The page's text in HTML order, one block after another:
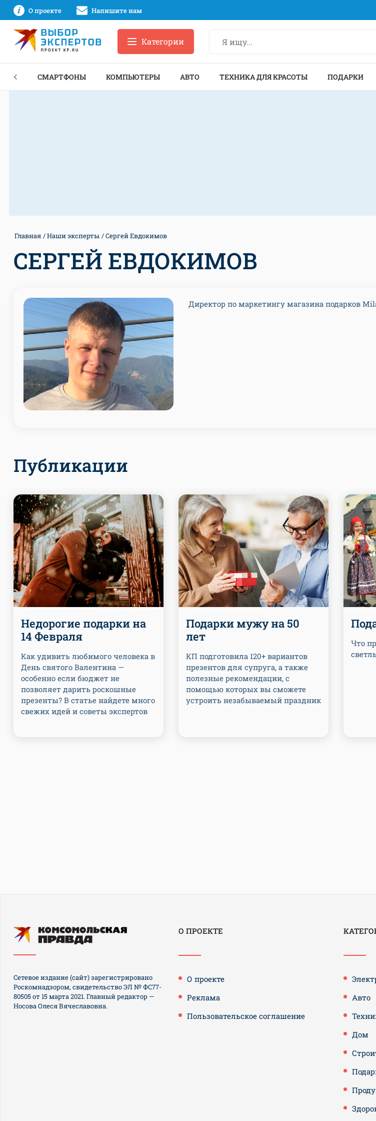
О проекте Напишите нам
Категории
СМАРТФОНЫ КОМПЬЮТЕРЫ АВТО ТЕХНИКА ДЛЯ КРАСОТЫ ПОДАРКИ
Главная Наши эксперты Сергей Евдокимов
СЕРГЕЙ ЕВДОКИМОВ
Директор по маркетингу магазина подарков
Публикации
Недорогие подарки на
14 Февраля
Как удивить любимого человека в
День святого Валентина —
особенно если бюджет не
позволяет дарить роскошные
презенты? В статье найдете много
свежих идей и советы экспертов
Подарки мужу на 50
лет
КП подготовила 120+ вариантов
презентов для супруга, а также
полезные рекомендации, с
помощью которых вы сможете
устроить незабываемый праздник
Что
О ПРОЕКТЕ
О проекте
Реклама
Пользовательское соглашение
Авто
Дом
Сетевое издание (сайт) зарегистрировано
Роскомнадзором, свидетельство ЭЛ № ФС77-
80505 от 15 марта 2021. Главный редактор —
Носова Олеся Вячеславовна.